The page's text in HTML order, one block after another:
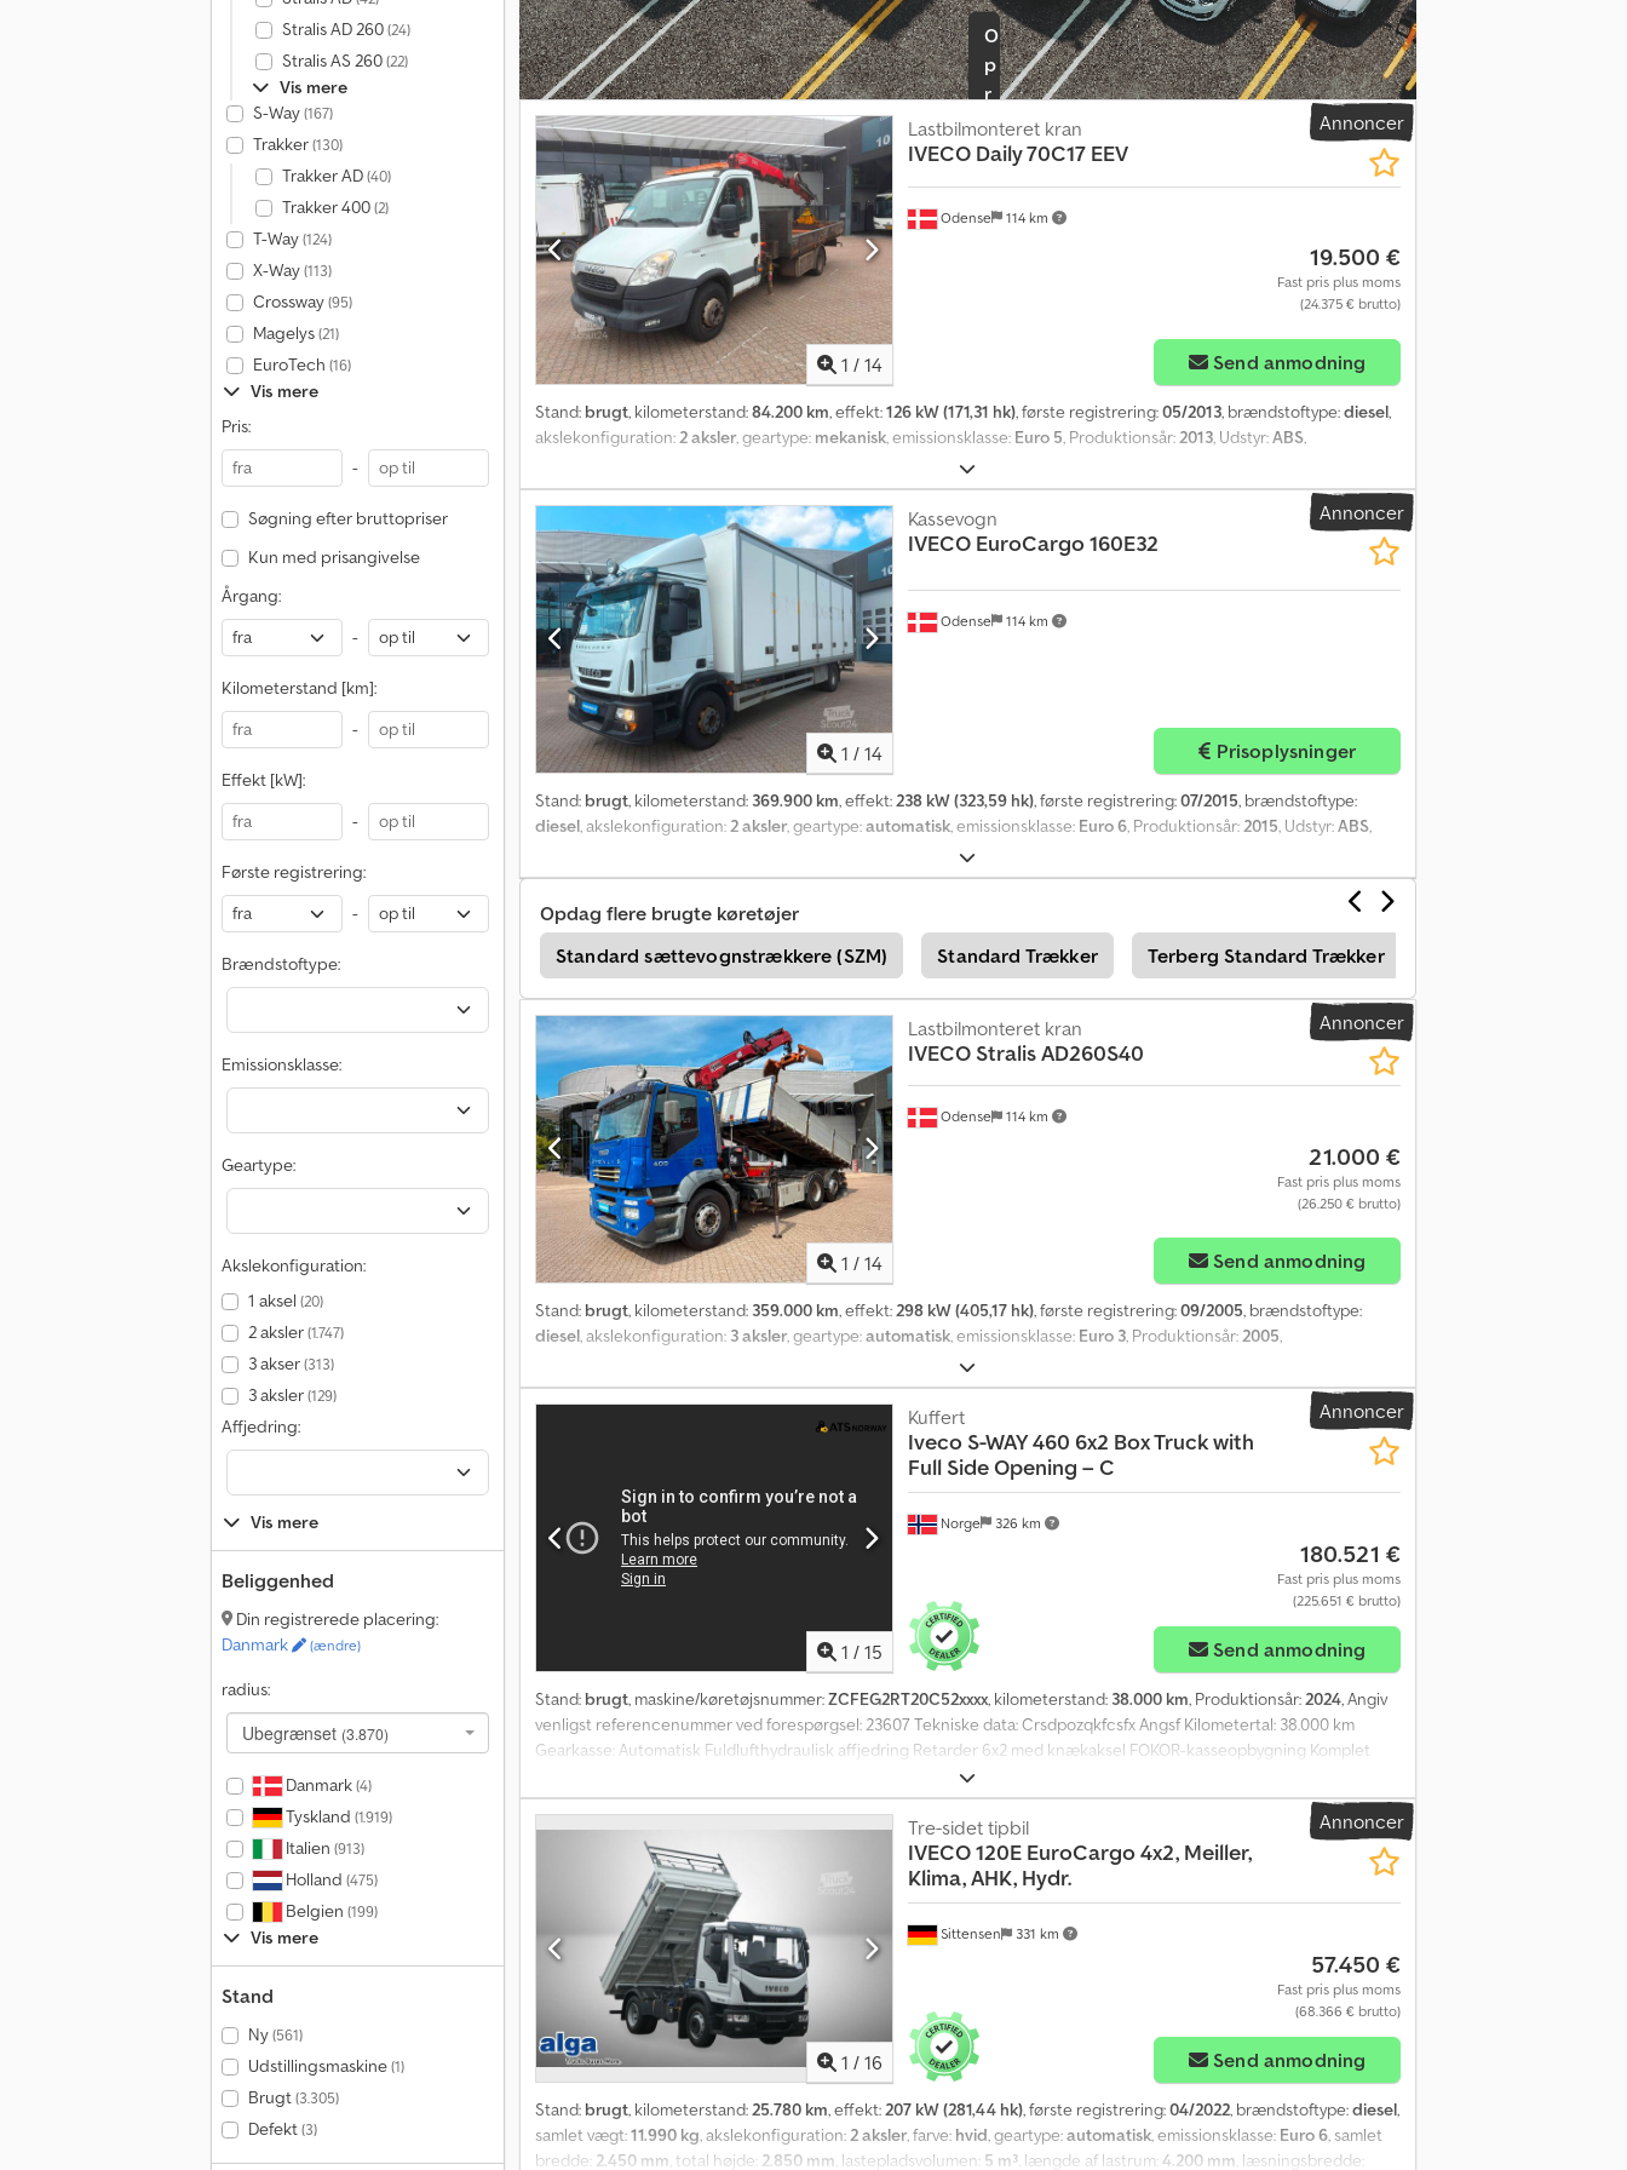
Stralis AD 260(24)
Stralis AS 260(22)
Vis mere
S-Way(167)
Trakker(130)
Trakker AD(40)
Trakker 400(2)
T-Way(124)
X-Way(113)
Crossway(95)
Magelys(21)
EuroTech (16)
Vis mere
Pris:
-
Søgning efter bruttopriser
Kun med prisangivelse
Årgang:
-
Kilometerstand [km]:
-
Effekt [kW]:
-
Første registrering:
-
Brændstoftype:
Emissionsklasse:
Geartype:
Akslekonfiguration:
1 aksel (20)
2 aksler(1.747)
3 akser(313)
3 aksler(129)
Affjedring:
Vis mere
Beliggenhed
Din registrerede placering:
Danmark
(ændre)
radius:
Ubegrænset (3.870)
Danmark(4)
Tyskland (1.919)
Italien (913)
Holland (475)
Belgien (199)
Vis mere
Stand
Ny(561)
Udstillingsmaskine(1)
Brugt(3.305)
Defekt(3)
SD Liftkapacitet: 2.500 kg Fjernbetjening: ? Kølemærke: Thermo King T-1200R Spectrum Crsdpjvpbqkefx Angsf Køleår:
2015 Motortimer: 12.619 H El-timer: 0 H Dobbeltkammer: ?
O
p
r
e
t
n
Annoncer
1 / 14
Odense 114 km
Lastbilmonteret kran
IVECO Daily 70C17 EEV
19.500 €
Fast pris plus moms
(24.375 € brutto)
Send anmodning
Stand: brugt, kilometerstand:84.200 km, effekt:126 kW (171,31 hk), første registrering:05/2013, brændstoftype:diesel,
akslekonfiguration: 2 aksler, geartype: mekanisk , emissionsklasse: Euro 5 , Produktionsår: 2013 , Udstyr:ABS
Annoncer
1 / 14
Odense 114 km
Kassevogn
IVECO EuroCargo 160E32
Prisoplysninger
Stand: brugt, kilometerstand: 369.900 km, effekt:238 kW (323,59 hk), første registrering:07/2015, brændstoftype:
diesel, akslekonfiguration:2 aksler, geartype:automatisk, emissionsklasse: Euro 6, Produktionsår:2015, Udstyr:ABS,
Opdag flere brugte køretøjer
Standard sættevognstrækkere (SZM)
Standard Trækker Terberg Standard Trækker
Iveco Eurocargo 120 Lastbiler
Annoncer
1 / 14
Odense 114 km
Lastbilmonteret kran
IVECO Stralis AD260S40
21.000 €
Fast pris plus moms
(26.250 € brutto)
Send anmodning
Stand: brugt, kilometerstand: 359.000 km, effekt:298 kW (405,17 hk), første registrering:09/2005, brændstoftype:
diesel, akslekonfiguration: 3 aksler, geartype:automatisk, emissionsklasse: Euro 3, Produktionsår:2005,
Annoncer
1 / 15
Norge 326 km
Kuffert
Iveco S-WAY 460 6x2 Box Truck with
Full Side Opening – C
180.521 €
Fast pris plus moms
(225.651 € brutto)
Send anmodning
Stand: brugt, maskine/køretøjsnummer:ZCFEG2RT20C52xxxx, kilometerstand: 38.000 km, Produktionsår:2024, Angiv
venligst referencenummer ved forespørgsel: 23607 Tekniske data: Crsdpozqkfcsfx Angsf Kilometertal: 38.000 km
Gearkasse: Automatisk Fuldlufthydraulisk affjedring Retarder 6x2 med knækaksel FOKOR-kasseopbygning Komplet
sideåbning Zepro-laderampe, 2.000 kg Fjernbetjening Indvendig længde: 8,73 m Indvendig bredde: 2,51 m Indvendig
højde: 2,75 m Euro 6, 460 hk CNG-gasdrift Anhængertræk VBG-kobling Sovekabine Radio/CD Klimaanlæg Køleskab
Servicehistorik Video tilgængelig Klar til levering Beskrivelse: Iveco S-WAY kassevogn fra 2024. Køretøjet har kun kørt
38.000 km og er i meget god stand. Udstyret med komplet sideåbning og Zepro-laderampe. Klar til levering. Km: 38.000
HK: 459 Syn: Ja EU-godkendt til: 09.10.2026 Egenvægt: 13.960 Totalvægt: 27.000 Nyttelast: 12.965 Bredde: 260 Længde:
1.115 Euro: 6 Model: S-WAY 460 6x2 Kassevogn m/ fuld sideåbning – CNG SE VIDEO Gearkasse: Automatisk = Yderligere
information = Kontakt ATS Norway for yderligere information.
Annoncer
1 / 16
Sittensen 331 km
Tre-sidet tipbil
IVECO120E EuroCargo 4x2, Meiller,
Klima, AHK, Hydr.
57.450 €
Fast pris plus moms
(68.366 € brutto)
Send anmodning
Stand: brugt, kilometerstand:25.780 km, effekt:207 kW (281,44 hk), første registrering:04/2022, brændstoftype:diesel,
samlet vægt:11.990 kg, akslekonfiguration:2 aksler, farve: hvid, geartype:automatisk, emissionsklasse: Euro 6, samlet
bredde: 2.450 mm, total højde: 2.850 mm, lastepladsvolumen: 5 m³, længde af lastrum:4.200 mm, læsningsbredde: